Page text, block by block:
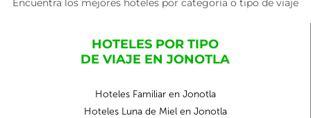
Encuentra los mejores hoteles por categoría o tipo de viaje
HOTELES POR TIPO
DE VIAJE EN JONOTLA
Hoteles Familiar en Jonotla
Hoteles Luna de Miel en Jonotla